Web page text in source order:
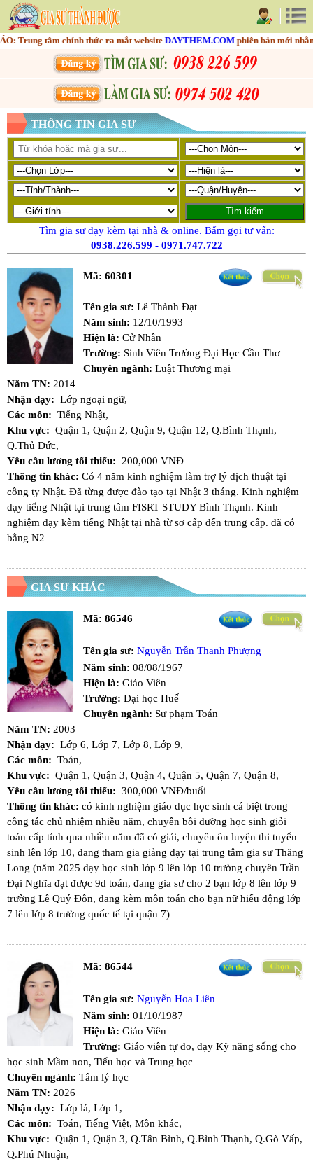
tâm chính thức ra mắt websiteDAYTHEM.COMphiên bản mới nhằm
THÔNG TIN GIA SƯ
Tìm gia sư dạy kèm tại nhà & online. Bấm gọi tư vấn:
0938.226.599 - 0971.747.722
Mã: 60301
Tên gia sư: Lê Thành Đạt
Năm sinh: 12/10/1993
Hiện là: Cử Nhân
Trường: Sinh Viên Trường Đại Học Cần Thơ
Chuyên ngành: Luật Thương mại
Năm TN: 2014
Nhận dạy: Lớp ngoại ngữ,
Các môn: Tiếng Nhật,
Khu vực: Quận 1, Quận 2, Quận 9, Quận 12, Q.Bình Thạnh,
Q.Thủ Đức,
Yêu cầu lương tối thiểu:
200,000 VNĐ
Thông tin khác: Có 4 năm kinh nghiệm làm trợ lý dịch thuật tại
công ty Nhật. Đã từng được đào tạo tại Nhật 3 tháng. Kinh nghiệm
dạy tiếng Nhật tại trung tâm FISRT STUDY Bình Thạnh. Kinh
nghiệm dạy kèm tiếng Nhật tại nhà từ sơ cấp đến trung cấp. đã có
bằng N2
GIA SƯ KHÁC
Mã: 86546
Tên gia sư: Nguyễn Trần Thanh Phượng
Năm sinh: 08/08/1967
Hiện là: Giáo Viên
Trường: Đại học Huế
Chuyên ngành: Sư phạm Toán
Năm TN: 2003
Nhận dạy: Lớp 6, Lớp 7, Lớp 8, Lớp 9,
Các môn: Toán,
Khu vực: Quận 1, Quận 3, Quận 4, Quận 5, Quận 7, Quận 8,
Yêu cầu lương tối thiểu: 300,000 VNĐ/buổi
Thông tin khác: có kinh nghiệm giáo dục học sinh cá biệt trong
công tác chủ nhiệm nhiều năm, chuyên bồi dưỡng học sinh giỏi
toán cấp tỉnh qua nhiều năm đã có giải, chuyên ôn luyện thi tuyển
sinh lên lớp 10, đang tham gia giảng dạy tại trung tâm gia sư Thăng
Long (năm 2025 dạy học sinh lớp 9 lên lớp 10 trường chuyên Trần
Đại Nghĩa đạt được 9d toán, đang gia sư cho 2 bạn lớp 8 lên lớp 9
trường Lê Quý Đôn, đang kèm môn toán cho bạn nữ hiếu động lớp
7 lên lớp 8 trường quốc tế tại quận 7)
Mã: 86544
Tên gia sư: Nguyễn Hoa Liên
Năm sinh: 01/10/1987
Hiện là: Giáo Viên
Trường: Giáo viên tự do, dạy Kỹ năng sống cho
học sinh Mầm non, Tiểu học và Trung học
Chuyên ngành: Tâm lý học
Năm TN: 2026
Nhận dạy: Lớp lá, Lớp 1,
Các môn: Toán, Tiếng Việt, Môn khác,
Khu vực: Quận 1, Quận 3, Q.Tân Bình, Q.Bình Thạnh, Q.Gò Vấp,
Q.Phú Nhuận,